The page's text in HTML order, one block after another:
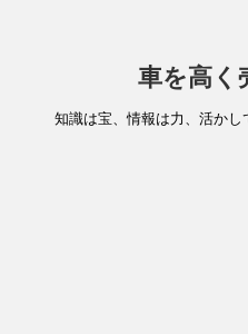
車を高く
知識は宝、情報は力、活か